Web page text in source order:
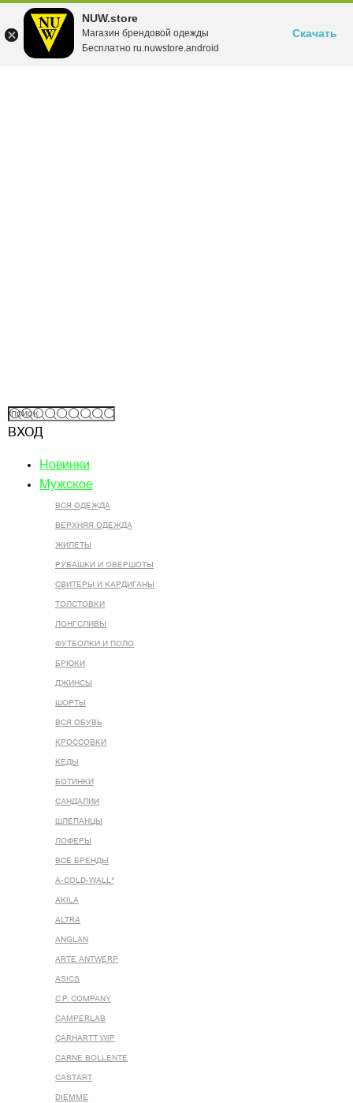
NUW.store
Магазин брендовой одежды
Бесплатно ru.nuwstore.android
Скачать
ВХОД
Новинки
Мужское
ВСЯ ОДЕЖДА
ВЕРХНЯЯ ОДЕЖДА
ЖИЛЕТЫ
РУБАШКИ И ОВЕРШОТЫ
СВИТЕРЫ И КАРДИГАНЫ
ТОЛСТОВКИ
ЛОНГСЛИВЫ
ФУТБОЛКИ И ПОЛО
БРЮКИ
ДЖИНСЫ
ШОРТЫ
ВСЯ ОБУВЬ
КРОССОВКИ
КЕДЫ
БОТИНКИ
САНДАЛИИ
ШЛЕПАНЦЫ
ЛОФЕРЫ
ВСЕ БРЕНДЫ
A-COLD-WALL*
AKILA
ALTRA
ANGLAN
ARTE ANTWERP
ASICS
C.P. COMPANY
CAMPERLAB
CARHARTT WIP
CARNE BOLLENTE
CASTART
DIEMME